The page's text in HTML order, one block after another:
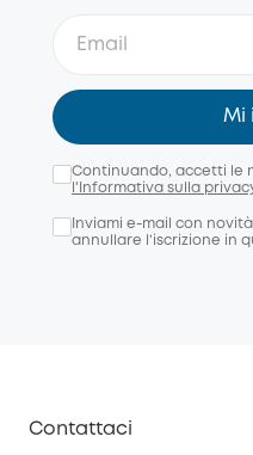
Mi
Continuando, accetti le
l'Informativa sulla
Inviami e-mail con
annullare l’iscrizione in
Contattaci